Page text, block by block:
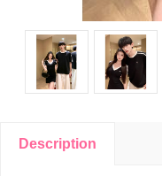
Description